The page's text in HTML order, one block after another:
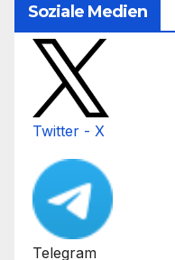
Soziale Medien
Twitter - X
Telegram